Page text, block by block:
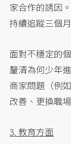
家合作的誘因
持續追蹤三個
面對不穩定的
釐清為何少年
商家問題（例
改善、更換職
3. 教育方面